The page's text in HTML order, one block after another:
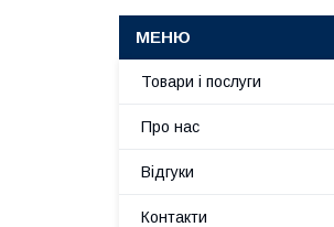
Товари і послуги
Про нас
Відгуки
Контакти